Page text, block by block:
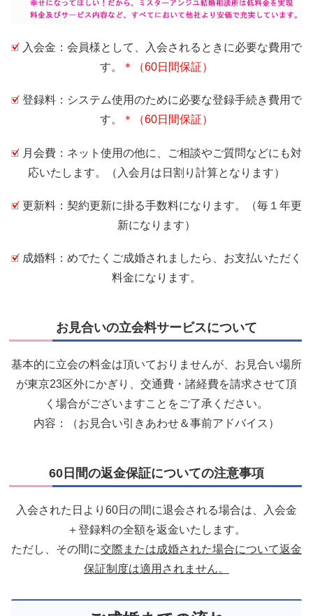
入会金：会員様として、入会されるときに必要な費用で
す。
＊（60日間保証）
登録料：システム使用のために必要な登録手続き費用で
す。
＊（60日間保証）
月会費：ネット使用の他に、ご相談やご質問などにも対
応いたします。（入会月は日割り計算となります）
更新料：契約更新に掛る手数料になります。（毎１年更
新になります）
成婚料：めでたくご成婚されましたら、お支払いただく
料金になります。
お見合いの立会料サービスについて
基本的に立会の料金は頂いておりませんが、お見合い場所
が東京23区外にかぎり、交通費・諸経費を請求させて頂
く場合がございますことをご了承ください。
内容：（お見合い引きあわせ＆事前アドバイス）
60日間の返金保証についての注意事項
入会された日より60日の間に退会される場合は、入会金
＋登録料の全額を返金いたします。
ただし、その間に交際または成婚された場合について返金
保証制度は適用されません。